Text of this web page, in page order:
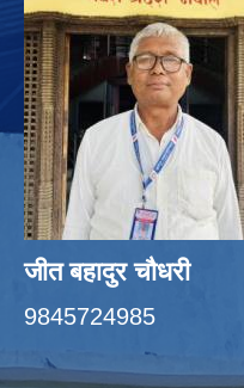
जीत बहादुर चाैधरी
9845724985